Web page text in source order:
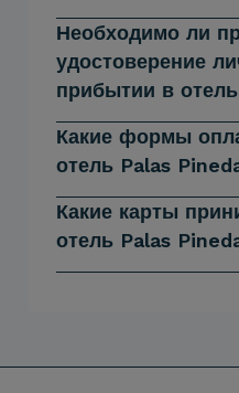
Необходимо ли
удостоверение
прибытии в
Какие формы
отель Palas
Какие карты
отель Palas